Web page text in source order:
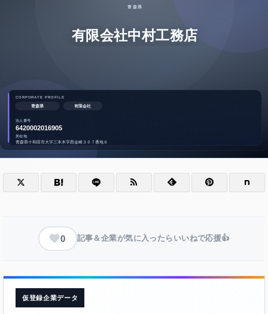
0 記事＆企業が気に入ったらいいねで応援👍
仮登録企業データ